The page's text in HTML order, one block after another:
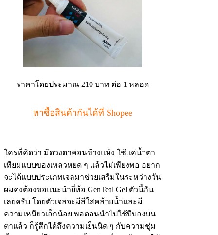
ราคาโดยประมาณ 210 บาท ต่อ 1 หลอด
หาซื้อสินค้ากันได้ที่ Shopee
ใครที่คิดว่า มีดวงตาค่อนข้างแห้ง ใช้แค่น้ำตา
เทียมแบบของเหลวหยด ๆ แล้วไม่เพียงพอ อยาก
จะได้แบบประเภทเจลมาช่วยเสริมในระหว่างวัน
ผมคงต้องขอแนะนำยี่ห้อ GenTeal Gel ตัวนี้กัน
เลยครับ โดยตัวเจลจะมีสีใสคล้ายน้ำและมี
ความเหนียวเล็กน้อย พอตอนนำไปใช้บีบลงบน
ตาแล้ว ก็รู้สึกได้ถึงความเย็นนิด ๆ กับความชุ่ม